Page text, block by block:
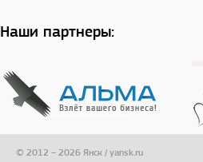
Наши партнеры:
© 2012 – 2026 Янск / yansk.ru